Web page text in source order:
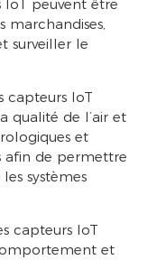
IoT peuvent être
marchandises,
surveiller le
capteurs IoT
qualité de l’air et
et
afin de permettre
systèmes
capteurs IoT
et